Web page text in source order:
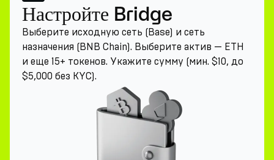
Настройте Bridge
Выберите исходную сеть (Base) и сеть
назначения (BNB Chain). Выберите актив — ETH
и еще 15+ токенов. Укажите сумму (мин. $10, до
$5,000 без KYC).